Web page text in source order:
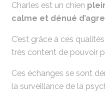
Charles est un chien
calme et dénué
C’est grâce à ces
très content de pouvoir
Ces échanges se sont
la surveillance de la